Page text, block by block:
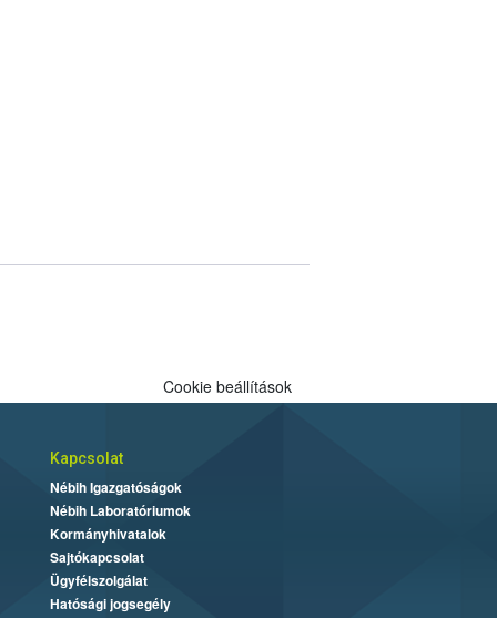
Cookie beállítások
Kapcsolat
Nébih Igazgatóságok
Nébih Laboratóriumok
Kormányhivatalok
Sajtókapcsolat
Ügyfélszolgálat
Hatósági jogsegély